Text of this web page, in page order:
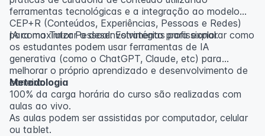
ferramentas tecnológicas e a integração ao modelo
CEP+R (Conteúdos, Experiências, Pessoas e Redes)
para maximizar o desenvolvimento profissional.
IA como Tutor Pessoal: Estratégias para explorar como
os estudantes podem usar ferramentas de IA
generativa (como o ChatGPT, Claude, etc) para
melhorar o próprio aprendizado e desenvolvimento de
carreira.
Metodologia
100% da carga horária do curso são realizadas com
aulas ao vivo.
As aulas podem ser assistidas por computador, celular
ou tablet.